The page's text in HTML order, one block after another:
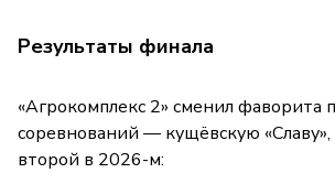
Результаты финала
«Агрокомплекс 2» сменил фаворита
соревнований — кущёвскую «Славу»,
второй в 2026-м: